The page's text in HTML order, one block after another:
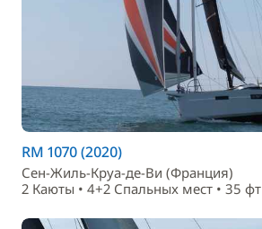
RM 1070 (2020)
Сен-Жиль-Круа-де-Ви (Франция)
2 Каюты • 4+2 Спальныx мест • 35 фт